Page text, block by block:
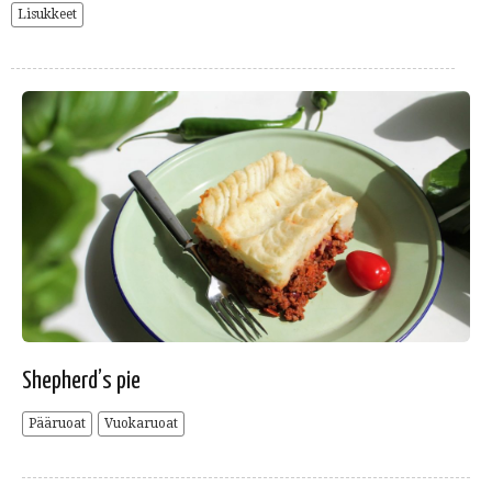
Lisukkeet
Shepherd’s pie
Pääruoat Vuokaruoat